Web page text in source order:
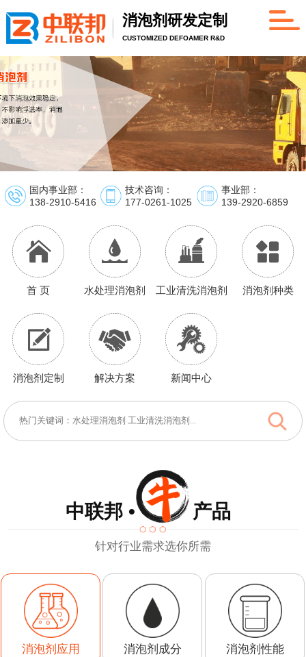
消泡剂研发定制
CUSTOMIZED DEFOAMER R&D
国内事业部：
138-2910-5416
技术咨询：
177-0261-1025
事业部：
139-2920-6859
首 页 水处理消泡剂 工业清洗消泡剂 消泡剂种类
消泡剂定制 解决方案 新闻中心
中联邦 • 产品
针对行业需求选你所需
消泡剂成分 消泡剂性能